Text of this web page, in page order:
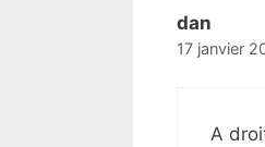
dan
17 janvier
A